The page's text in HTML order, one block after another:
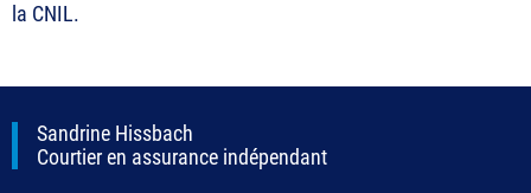
la CNIL.
Sandrine Hissbach
Courtier en assurance indépendant